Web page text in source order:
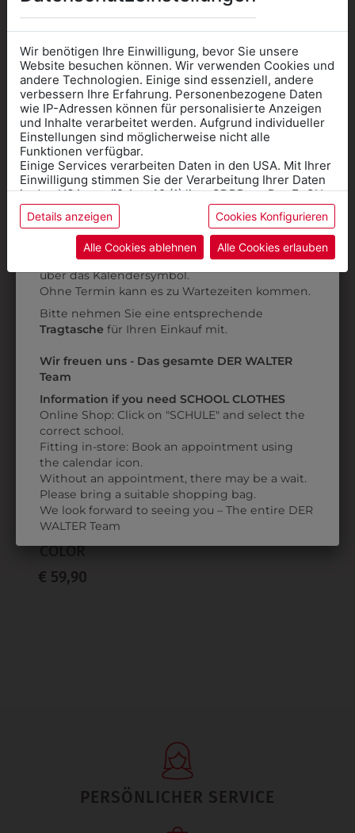
3022799
KELLNERTASCHE
€ 43,90
3HH384025
HOSENTRÄGER
SCHWARZ
€ 18,90
ZULETZT ANGESEHEN
31719008839
KELLNERGELDTASCHE
COLOR
€ 59,90
PERSÖNLICHER SERVICE
Wir benötigen Ihre Einwilligung, bevor Sie unsere
Website besuchen können. Wir verwenden Cookies und
andere Technologien. Einige sind essenziell, andere
verbessern Ihre Erfahrung. Personenbezogene Daten
wie IP-Adressen können für personalisierte Anzeigen
und Inhalte verarbeitet werden. Aufgrund individueller
Einstellungen sind möglicherweise nicht alle
Funktionen verfügbar.
Einige Services verarbeiten Daten in den USA. Mit Ihrer
Einwilligung stimmen Sie der Verarbeitung Ihrer Daten
in den USA gemäß Art. 49 (1) lit. a GDPR zu. Der EuGH
stuft die USA als Land mit unzureichendem Datenschutz
ein, und es besteht das Risiko, dass US-Behörden
Daten ohne Klagemöglichkeit für Europäer überwachen.
Datenschutzerklärungbzw. im
Details anzeigen Cookies Konfigurieren
Alle Cookies ablehnen Alle Cookies erlauben
Informationen wenn Sie
Kleidung
für die SCHULE
benötigen
Online Shop: Klick auf SCHULE in der
Kategorie und die richtige Schule auswählen.
AnprobeVorort im Geschäft: Termin buchen
über das Kalendersymbol.
Ohne Termin kann es zu Wartezeiten kommen.
Bitte nehmen Sie eine entsprechende
Tragtasche für Ihren Einkauf mit.
Wir freuen uns - Das gesamte DER WALTER
Team
Information if you need SCHOOL CLOTHES
Online Shop: Click on "SCHULE" and select the
correct school.
Fitting in-store: Book an appointment using
the calendar icon.
Without an appointment, there may be a wait.
Please bring a suitable shopping bag.
We look forward to seeing you – The entire DER
WALTER Team